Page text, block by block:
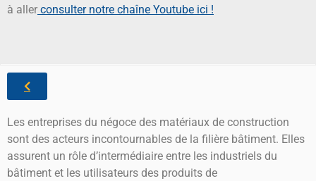
à aller consulter notre chaîne Youtube ici !
Les entreprises du négoce des matériaux de construction
sont des acteurs incontournables de la filière bâtiment. Elles
assurent un rôle d’intermédiaire entre les industriels du
bâtiment et les utilisateurs des produits de